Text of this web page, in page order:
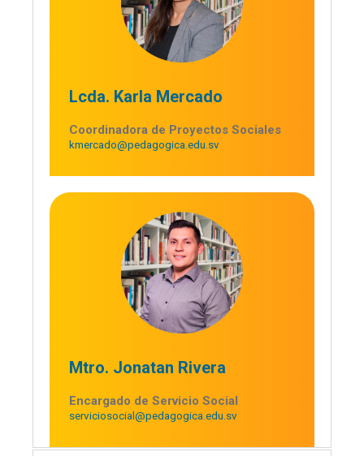
Lcda. Karla Mercado
Coordinadora de Proyectos Sociales
kmercado@pedagogica.edu.sv
Mtro. Jonatan Rivera
Encargado de Servicio Social
serviciosocial@pedagogica.edu.sv